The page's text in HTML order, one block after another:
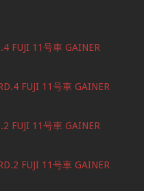
FUJI 11号車 GAINER
FUJI 11号車 GAINER
FUJI 11号車 GAINER
FUJI 11号車 GAINER